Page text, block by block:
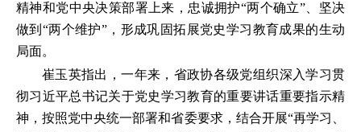
精神和党中央决策部署上来，忠诚拥护“两个确立”、坚决
做到“两个维护”，形成巩固拓展党史学习教育成果的生动
局面。
崔玉英指出，一年来，省政协各级党组织深入学习贯
彻习近平总书记关于党史学习教育的重要讲话重要指示精
神，按照党中央统一部署和省委要求，结合开展“再学习、